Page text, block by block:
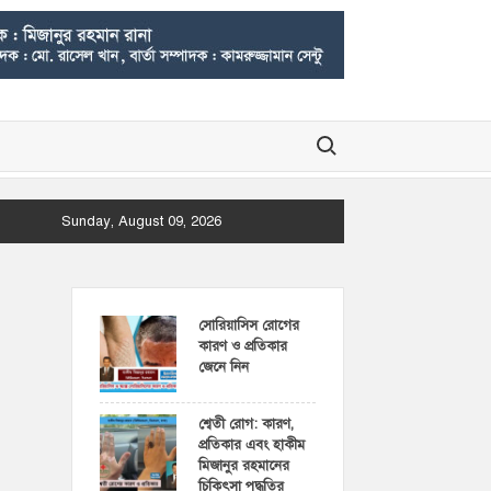
Search for:
Sunday, August 09, 2026
সোরিয়াসিস রোগের
কারণ ও প্রতিকার
জেনে নিন
শ্বেতী রোগ: কারণ,
প্রতিকার এবং হাকীম
মিজানুর রহমানের
চিকিৎসা পদ্ধতির